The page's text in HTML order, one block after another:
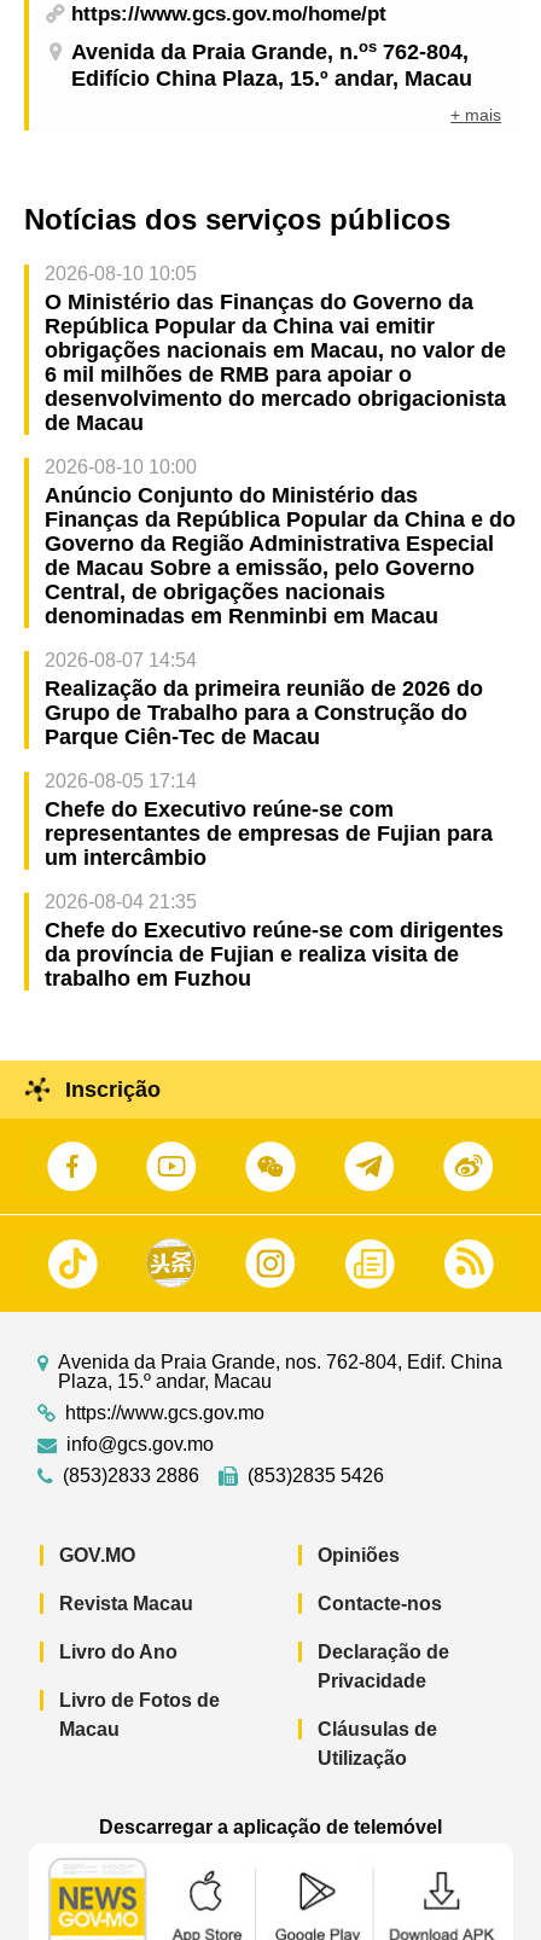
https://www.gcs.gov.mo/home/pt
Avenida da Praia Grande, n.os 762-804,
Edifício China Plaza, 15.º andar, Macau
+ mais
Notícias dos serviços públicos
2026-08-10 10:05
O Ministério das Finanças do Governo da
República Popular da China vai emitir
obrigações nacionais em Macau, no valor de
6 mil milhões de RMB para apoiar o
desenvolvimento do mercado obrigacionista
de Macau
2026-08-10 10:00
Anúncio Conjunto do Ministério das
Finanças da República Popular da China e do
Governo da Região Administrativa Especial
de Macau Sobre a emissão, pelo Governo
Central, de obrigações nacionais
denominadas em Renminbi em Macau
2026-08-07 14:54
Realização da primeira reunião de 2026 do
Grupo de Trabalho para a Construção do
Parque Ciên-Tec de Macau
2026-08-05 17:14
Chefe do Executivo reúne-se com
representantes de empresas de Fujian para
um intercâmbio
2026-08-04 21:35
Chefe do Executivo reúne-se com dirigentes
da província de Fujian e realiza visita de
trabalho em Fuzhou
Inscrição
Avenida da Praia Grande, nos. 762-804, Edif. China
Plaza, 15.º andar, Macau
https://www.gcs.gov.mo
info@gcs.gov.mo
(853)2833 2886
(853)2835 5426
GOV.MO
Revista Macau
Livro do Ano
Livro de Fotos de
Macau
Opiniões
Contacte-nos
Declaração de
Privacidade
Cláusulas de
Utilização
Descarregar a aplicação de telemóvel